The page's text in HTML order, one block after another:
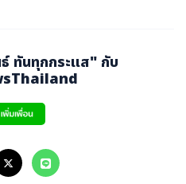
ทันทุกกระแส" กับ